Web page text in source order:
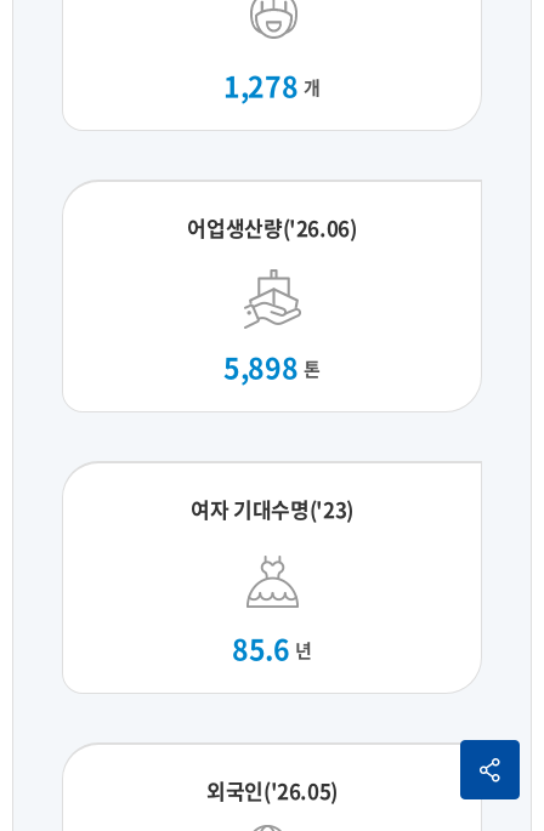
1,278 개
어업생산량('26.06)
5,898 톤
여자 기대수명('23)
85.6 년
외국인('26.05)